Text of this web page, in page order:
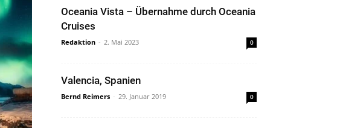
Oceania Vista – Übernahme durch Oceania
Cruises
Redaktion - 2. Mai 2023 0
Valencia, Spanien
Bernd Reimers - 29. Januar 2019 0